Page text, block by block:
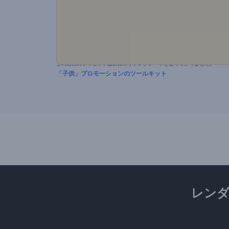
この動画のプリセットは次に示すテンプレートを使って作りました。
「子供」プロモーションのツールキット
レン